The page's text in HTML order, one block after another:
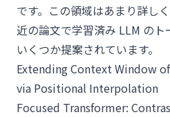
です。この領域はあまり詳し
近の論文で学習済み LLM の
いくつか提案されています。
Extending Context Window
via Positional Interpolation
Focused Transformer: